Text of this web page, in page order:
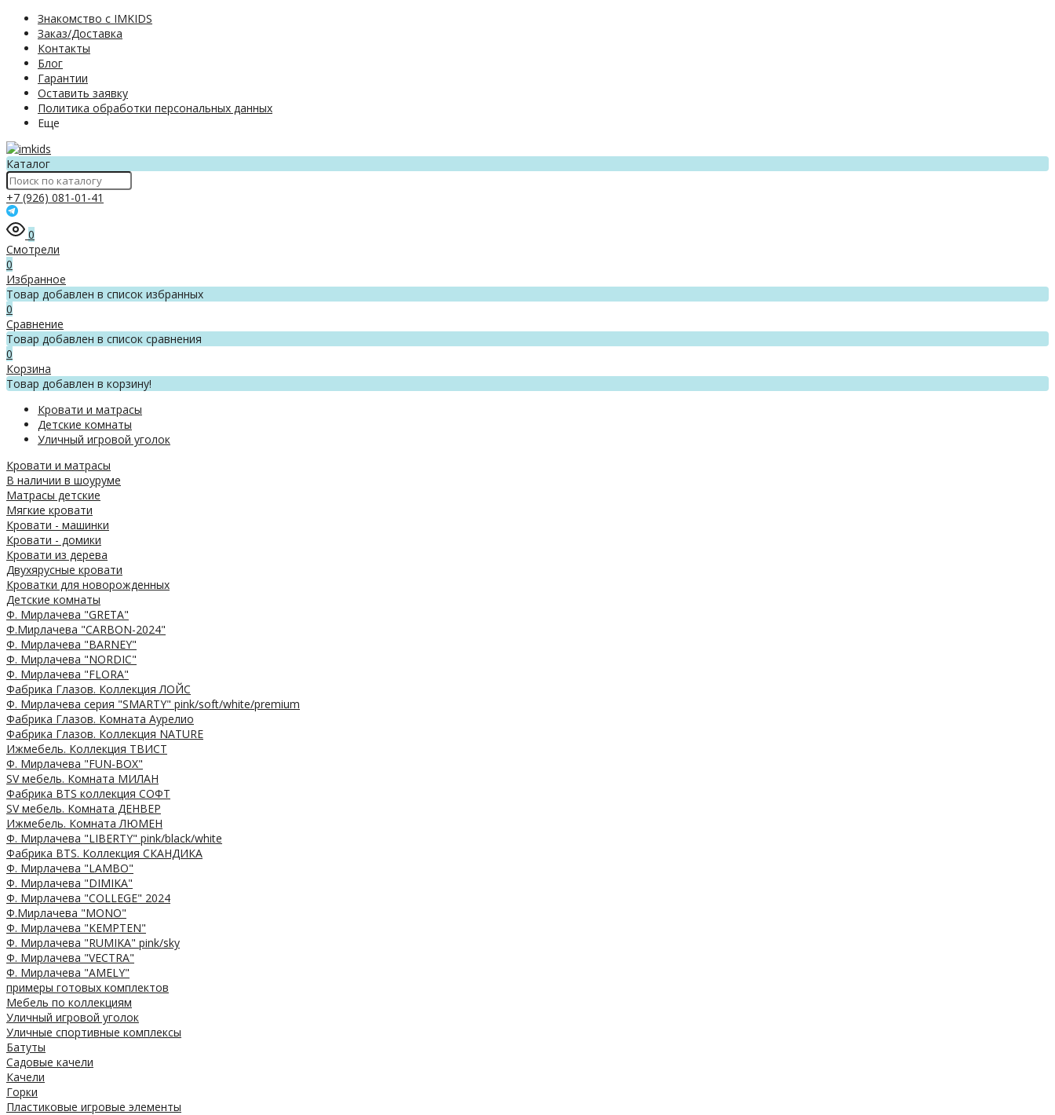
Знакомство с IMKIDS
Заказ/Доставка
Контакты
Блог
Гарантии
Оставить заявку
Политика обработки персональных данных
Еще
Каталог
+7 (926) 081-01-41
0
Смотрели
0
Избранное
Товар добавлен в список избранных
0
Сравнение
Товар добавлен в список сравнения
0
Корзина
Товар добавлен в корзину!
Кровати и матрасы
Детские комнаты
Уличный игровой уголок
Кровати и матрасы
В наличии в шоуруме
Матрасы детские
Мягкие кровати
Кровати - машинки
Кровати - домики
Кровати из дерева
Двухярусные кровати
Кроватки для новорожденных
Детские комнаты
Ф. Мирлачева "GRETA"
Ф.Мирлачева "CARBON-2024"
Ф. Мирлачева "BARNEY"
Ф. Мирлачева "NORDIC"
Ф. Мирлачева "FLORA"
Фабрика Глазов. Коллекция ЛОЙС
Ф. Мирлачева серия "SMARTY" pink/soft/white/premium
Фабрика Глазов. Комната Аурелио
Фабрика Глазов. Коллекция NATURE
Ижмебель. Коллекция ТВИСТ
Ф. Мирлачева "FUN-BOX"
SV мебель. Комната МИЛАН
Фабрика BTS коллекция СОФТ
SV мебель. Комната ДЕНВЕР
Ижмебель. Комната ЛЮМЕН
Ф. Мирлачева "LIBERTY" pink/black/white
Фабрика BTS. Коллекция СКАНДИКА
Ф. Мирлачева "LAMBO"
Ф. Мирлачева "DIMIKA"
Ф. Мирлачева "COLLEGE" 2024
Ф.Мирлачева "MONO"
Ф. Мирлачева "KEMPTEN"
Ф. Мирлачева "RUMIKA" pink/sky
Ф. Мирлачева "VECTRA"
Ф. Мирлачева "AMELY"
примеры готовых комплектов
Мебель по коллекциям
Уличный игровой уголок
Уличные спортивные комплексы
Батуты
Садовые качели
Качели
Горки
Пластиковые игровые элементы